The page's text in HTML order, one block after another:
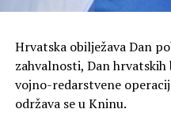
danas i sutra uključio
Hrvatsku. Liječnici
te izbjegavamo duži
sati. Savjetuje se jesti
tekućine i dnevne
Hrvatska obilježava Dan
zahvalnosti, Dan
vojno-redarstvene
održava se u Kninu.